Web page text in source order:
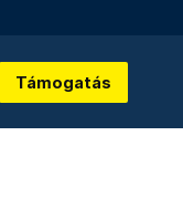
Támogatás